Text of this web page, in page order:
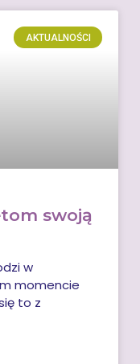
AKTUALNOŚCI
swoją
w
momencie
to z